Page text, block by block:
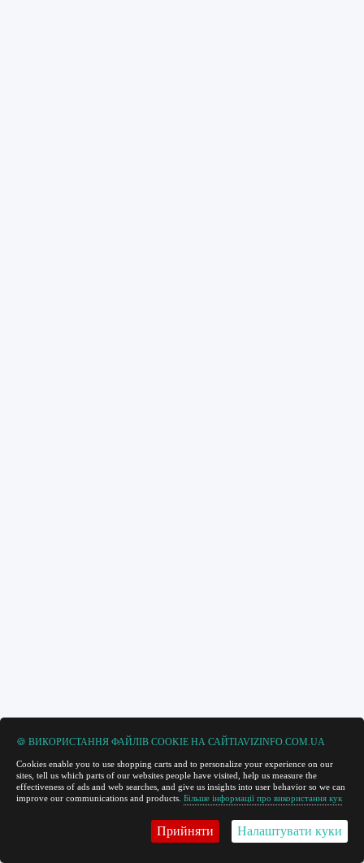
🍪 ВИКОРИСТАННЯ ФАЙЛІВ COOKIE НА САЙТІAVIZINFO.COM.UA
Cookies enable you to use shopping carts and to personalize your experience on our
sites, tell us which parts of our websites people have visited, help us measure the
effectiveness of ads and web searches, and give us insights into user behavior so we can
improve our communications and products. Більше інформації про використання кук
Прийняти Налаштувати куки